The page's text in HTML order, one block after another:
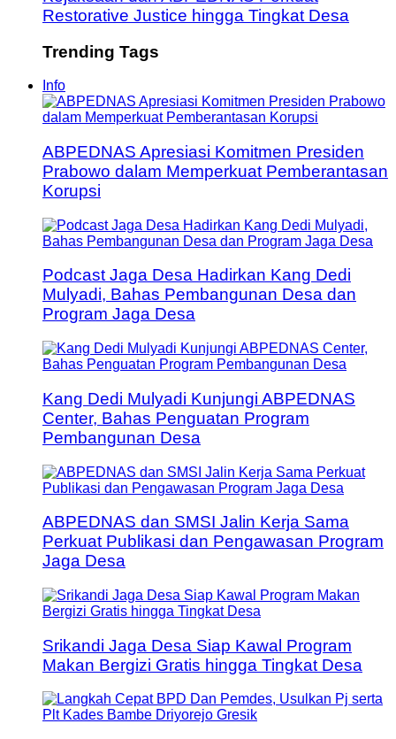
Restorative Justice hingga Tingkat Desa
Trending Tags
Info
ABPEDNAS Apresiasi Komitmen Presiden
Prabowo dalam Memperkuat Pemberantasan
Korupsi
Podcast Jaga Desa Hadirkan Kang Dedi
Mulyadi, Bahas Pembangunan Desa dan
Program Jaga Desa
Kang Dedi Mulyadi Kunjungi ABPEDNAS
Center, Bahas Penguatan Program
Pembangunan Desa
ABPEDNAS dan SMSI Jalin Kerja Sama
Perkuat Publikasi dan Pengawasan Program
Jaga Desa
Srikandi Jaga Desa Siap Kawal Program
Makan Bergizi Gratis hingga Tingkat Desa